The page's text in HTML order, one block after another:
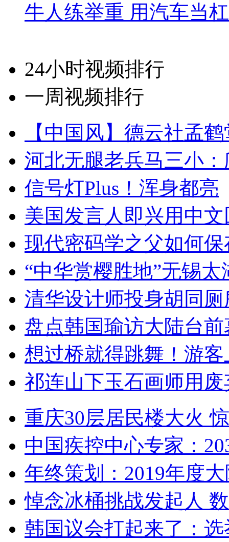
牛人练举重 用汽车当
24小时视频排行
一周视频排行
【中国风】德云社孟
河北无腿老兵马三小
信号灯Plus！浑身都亮
美国发言人即兴用中
现代密码学之父如何
“中华赏樱胜地”无锡
清华设计师投身胡同
盘点韩国瑜访大陆台
想过桥就得跳舞！游客
祁连山下玉石画师用
重庆30层居民楼大火
中国疾控中心专家：
年终策划：2019年度
悼念冰桶挑战发起人
韩国议会打起来了：